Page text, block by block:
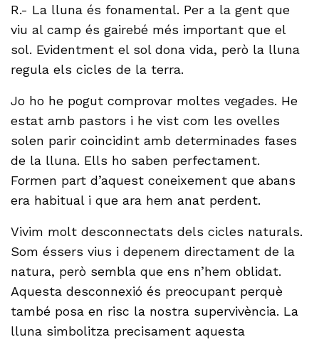
R.- La lluna és fonamental. Per a la gent que
viu al camp és gairebé més important que el
sol. Evidentment el sol dona vida, però la lluna
regula els cicles de la terra.
Jo ho he pogut comprovar moltes vegades. He
estat amb pastors i he vist com les ovelles
solen parir coincidint amb determinades fases
de la lluna. Ells ho saben perfectament.
Formen part d’aquest coneixement que abans
era habitual i que ara hem anat perdent.
Vivim molt desconnectats dels cicles naturals.
Som éssers vius i depenem directament de la
natura, però sembla que ens n’hem oblidat.
Aquesta desconnexió és preocupant perquè
també posa en risc la nostra supervivència. La
lluna simbolitza precisament aquesta